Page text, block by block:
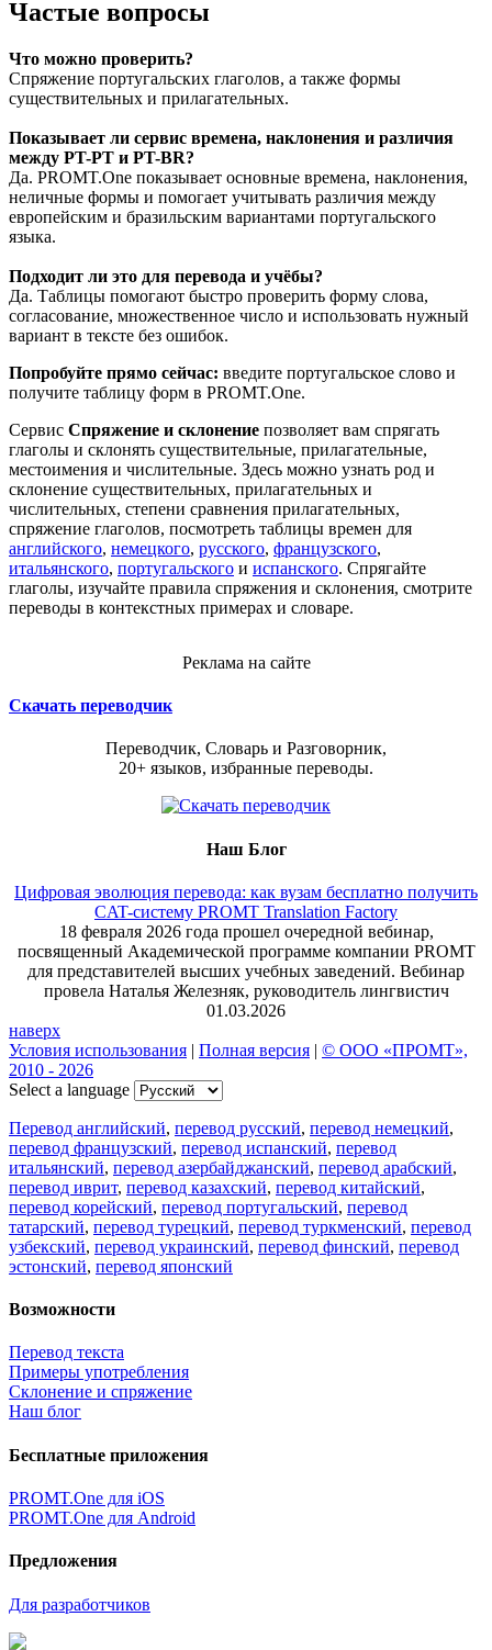
Частые вопросы
Что можно проверить?
Спряжение португальских глаголов, а также формы
существительных и прилагательных.
Показывает ли сервис времена, наклонения и различия
между PT-PT и PT-BR?
Да. PROMT.One показывает основные времена, наклонения,
неличные формы и помогает учитывать различия между
европейским и бразильским вариантами португальского
языка.
Подходит ли это для перевода и учёбы?
Да. Таблицы помогают быстро проверить форму слова,
согласование, множественное число и использовать нужный
вариант в тексте без ошибок.
Попробуйте прямо сейчас: введите португальское слово и
получите таблицу форм в PROMT.One.
Сервис Спряжение и склонение позволяет вам спрягать
глаголы и склонять существительные, прилагательные,
местоимения и числительные. Здесь можно узнать род и
склонение существительных, прилагательных и
числительных, степени сравнения прилагательных,
спряжение глаголов, посмотреть таблицы времен для
английского, немецкого, русского, французского,
итальянского, португальского и испанского. Спрягайте
глаголы, изучайте правила спряжения и склонения, смотрите
переводы в контекстных примерах и словаре.
Реклама на сайте
Скачать переводчик
Переводчик, Словарь и Разговорник,
20+ языков, избранные переводы.
Наш Блог
Цифровая эволюция перевода: как вузам бесплатно получить
CAT-систему PROMT Translation Factory
18 февраля 2026 года прошел очередной вебинар,
посвященный Академической программе компании PROMT
для представителей высших учебных заведений. Вебинар
провела Наталья Железняк, руководитель лингвистич
01.03.2026
наверх
Условия использования | Полная версия | © ООО «ПРОМТ»,
2010 - 2026
Select a language
Перевод английский, перевод русский, перевод немецкий,
перевод французский, перевод испанский, перевод
итальянский, перевод азербайджанский, перевод арабский,
перевод иврит, перевод казахский, перевод китайский,
перевод корейский, перевод португальский, перевод
татарский, перевод турецкий, перевод туркменский, перевод
узбекский, перевод украинский, перевод финский, перевод
эстонский, перевод японский
Возможности
Перевод текста
Примеры употребления
Склонение и спряжение
Наш блог
Бесплатные приложения
PROMT.One для iOS
PROMT.One для Android
Предложения
Для разработчиков